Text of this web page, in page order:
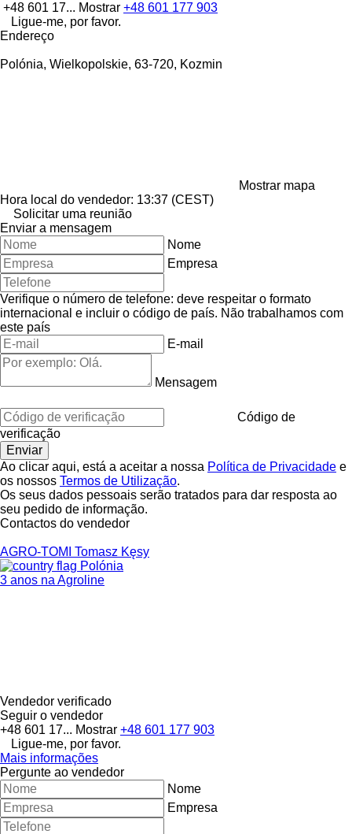
+48 601 17... Mostrar +48 601 177 903
Ligue-me, por favor.
Endereço
Polónia, Wielkopolskie, 63-720, Kozmin
Mostrar mapa
Hora local do vendedor: 13:37 (CEST)
Solicitar uma reunião
Enviar a mensagem
Nome
Empresa
Verifique o número de telefone: deve respeitar o formato
internacional e incluir o código de país. Não trabalhamos com
este país
E-mail
Mensagem
Código de
verificação
Ao clicar aqui, está a aceitar a nossa Política de Privacidade e
os nossos Termos de Utilização.
Os seus dados pessoais serão tratados para dar resposta ao
seu pedido de informação.
Contactos do vendedor
AGRO-TOMI Tomasz Kęsy
Polónia
3 anos na Agroline
Vendedor verificado
Seguir o vendedor
+48 601 17... Mostrar +48 601 177 903
Ligue-me, por favor.
Mais informações
Pergunte ao vendedor
Nome
Empresa